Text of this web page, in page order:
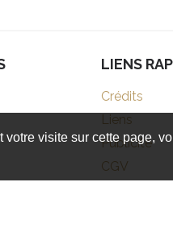
LIENS
Crédits
Liens
Publicité
CGV
visite sur cette page,